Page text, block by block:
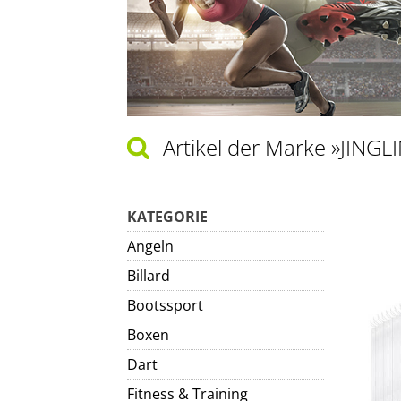
Artikel der Marke
KATEGORIE
Angeln
Billard
Bootssport
Boxen
Dart
Fitness & Training